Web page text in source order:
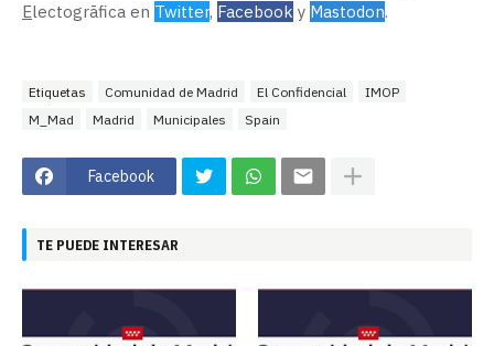
Electogrāfica en Twitter, Facebook y Mastodon.
Etiquetas Comunidad de Madrid El Confidencial
IMOP
M_Mad
Madrid Municipales Spain
Facebook
TE PUEDE INTERESAR